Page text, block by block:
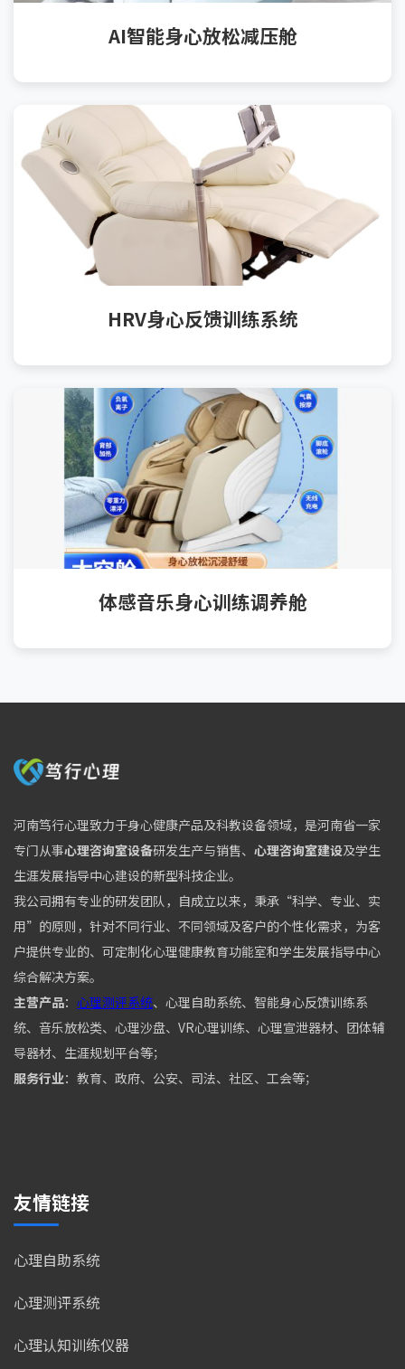
AI智能身心放松减压舱
HRV身心反馈训练系统
体感音乐身心训练调养舱
河南笃行心理致力于身心健康产品及科教设备领域，是河南省一家
专门从事心理咨询室设备研发生产与销售、 心理咨询室建设及学生
生涯发展指导中心建设的新型科技企业。
我公司拥有专业的研发团队，自成立以来，秉承“科学、专业、实
用”的原则，针对不同行业、不同领域及客户的个性化需求，为客
户提供专业的、可定制化心理健康教育功能室和学生发展指导中心
综合解决方案。
主营产品： 心理测评系统、心理自助系统、智能身心反馈训练系
统、音乐放松类、心理沙盘、VR心理训练、心理宣泄器材、团体辅
导器材、生涯规划平台等；
服务行业：教育、政府、公安、司法、社区、工会等；
友情链接
心理自助系统
心理测评系统
心理认知训练仪器